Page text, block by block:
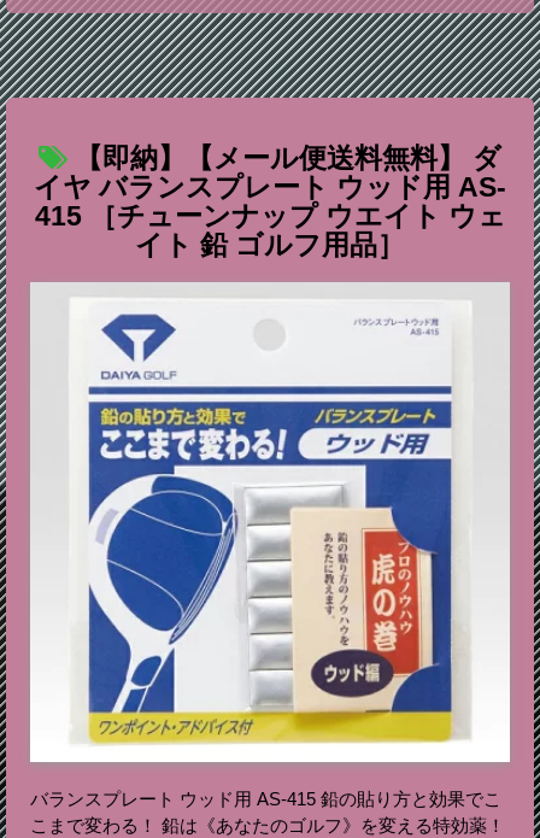
【即納】【メール便送料無料】 ダ
イヤ バランスプレート ウッド用 AS-
415 ［チューンナップ ウエイト ウェ
イト 鉛 ゴルフ用品］
バランスプレート ウッド用 AS-415 鉛の貼り方と効果でこ
こまで変わる！ 鉛は《あなたのゴルフ》を変える特効薬！